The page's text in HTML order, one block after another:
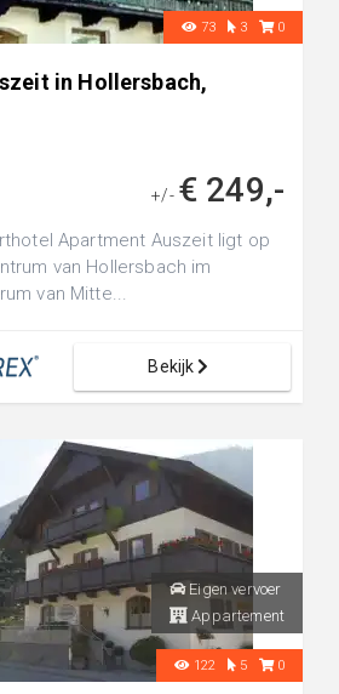
73 3 0
in Hollersbach,
+/- € 249,-
Apartment Auszeit ligt op
van Hollersbach im
van Mitte...
Bekijk
Eigen vervoer
Appartement
122 5 0